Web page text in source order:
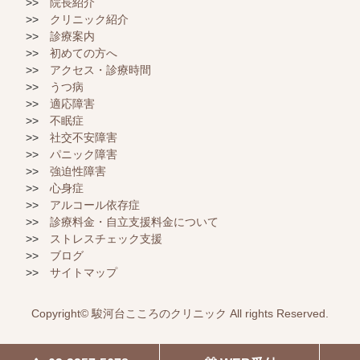
クリニック紹介
診療案内
初めての方へ
アクセス・診療時間
うつ病
適応障害
不眠症
社交不安障害
パニック障害
強迫性障害
心身症
アルコール依存症
診療料金・自立支援料金について
ストレスチェック支援
ブログ
サイトマップ
Copyright© 駿河台こころのクリニック All rights Reserved.